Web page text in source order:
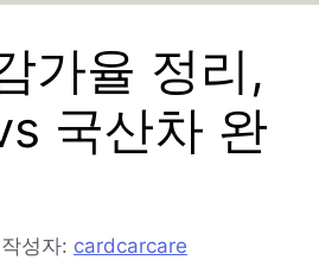
가율 정리,
국산차 완
작성자: cardcarcare